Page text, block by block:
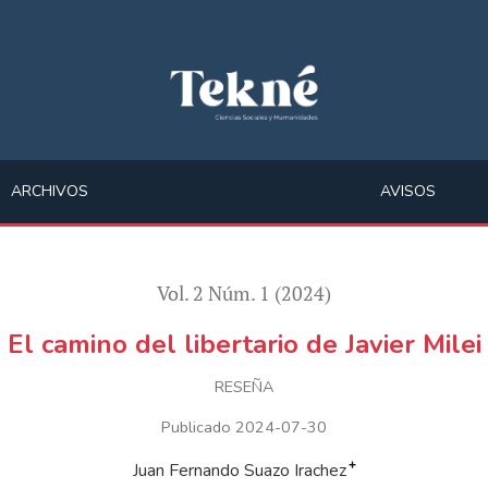
ARCHIVOS AVISOS
Vol. 2 Núm. 1 (2024)
El camino del libertario de Javier Milei
RESEÑA
Publicado 2024-07-30
Juan Fernando Suazo Irachez+